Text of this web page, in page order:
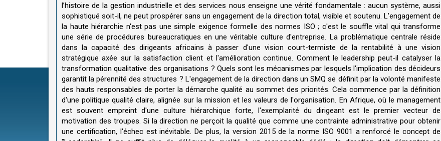
l’histoire de la gestion industrielle et des services nous enseigne une vérité fondamentale : aucun système, aussi
sophistiqué soit-il, ne peut prospérer sans un engagement de la direction total, visible et soutenu. L’engagement de
la haute hiérarchie n'est pas une simple exigence formelle des normes ISO ; c'est le souffle vital qui transforme
une série de procédures bureaucratiques en une véritable culture d'entreprise. La problématique centrale réside
dans la capacité des dirigeants africains à passer d'une vision court-termiste de la rentabilité à une vision
stratégique axée sur la satisfaction client et l'amélioration continue. Comment le leadership peut-il catalyser la
transformation qualitative des organisations ? Quels sont les mécanismes par lesquels l'implication des décideurs
garantit la pérennité des structures ? L'engagement de la direction dans un SMQ se définit par la volonté manifeste
des hauts responsables de porter la démarche qualité au sommet des priorités. Cela commence par la définition
d'une politique qualité claire, alignée sur la mission et les valeurs de l'organisation. En Afrique, où le management
est souvent empreint d'une culture hiérarchique forte, l'exemplarité du dirigeant est le premier vecteur de
motivation des troupes. Si la direction ne perçoit la qualité que comme une contrainte administrative pour obtenir
une certification, l'échec est inévitable. De plus, la version 2015 de la norme ISO 9001 a renforcé le concept de